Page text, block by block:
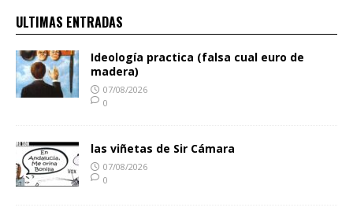
ULTIMAS ENTRADAS
Ideología practica (falsa cual euro de
madera)
07/08/2026
0
las viñetas de Sir Cámara
07/08/2026
0